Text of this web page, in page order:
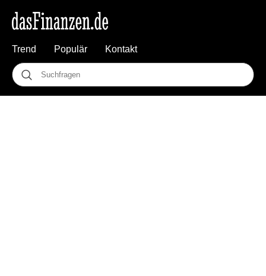
Trend Populär Kontakt